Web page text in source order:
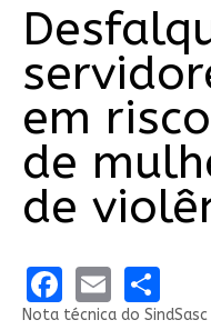
em
de
de
Facebook
Email
Nota técnica do